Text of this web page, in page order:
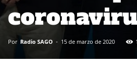
Por Radio SAGO - 15 de marzo de 2020